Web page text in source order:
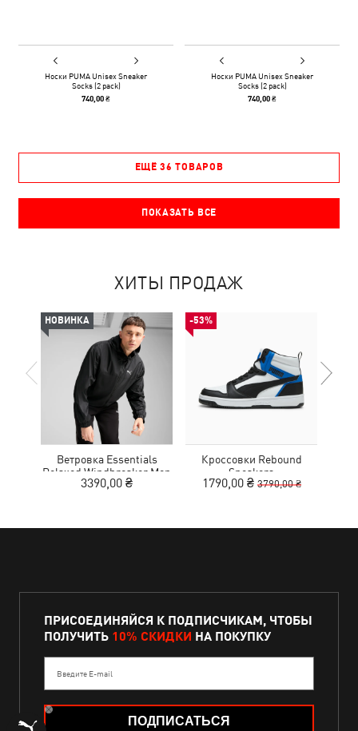
Носки PUMA Unisex Sneaker
Socks (2 pack)
740,00 ₴
Носки PUMA Unisex Sneaker
Socks (2 pack)
740,00 ₴
ЕЩЁ 36 ТОВАРОВ
ПОКАЗАТЬ ВСЕ
ХИТЫ ПРОДАЖ
НОВИНКА
Ветровка Essentials
Relaxed Windbreaker Men
3390,00 ₴
-53%
Кроссовки Rebound
Sneakers
1790,00 ₴ 3790,00 ₴
ПРИСОЕДИНЯЙСЯ К ПОДПИСЧИКАМ, ЧТОБЫ
ПОЛУЧИТЬ 10% СКИДКИ НА ПОКУПКУ
Введите E-mail
ПОДПИСАТЬСЯ